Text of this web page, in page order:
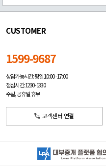
CUSTOMER
1599-9687
상담가능시간: 평일10:00 -17:00
점심시간: 12:30 - 13:30
주말, 공휴일 휴무
고객센터 연결